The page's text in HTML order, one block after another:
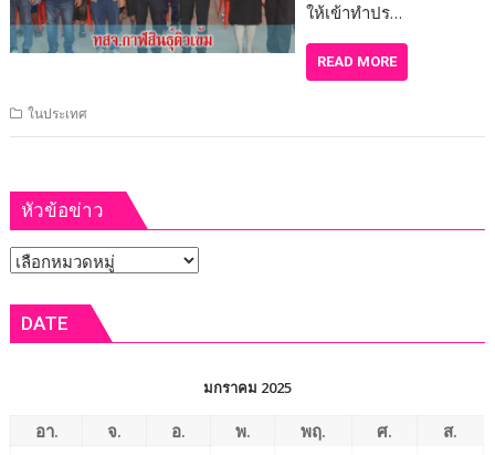
ให้เข้าทำปร…
READ MORE
ในประเทศ
หัวข้อข่าว
หัวข้อ
DATE
มกราคม 2025
อา. จ. อ. พ. พฤ. ศ.
ส.